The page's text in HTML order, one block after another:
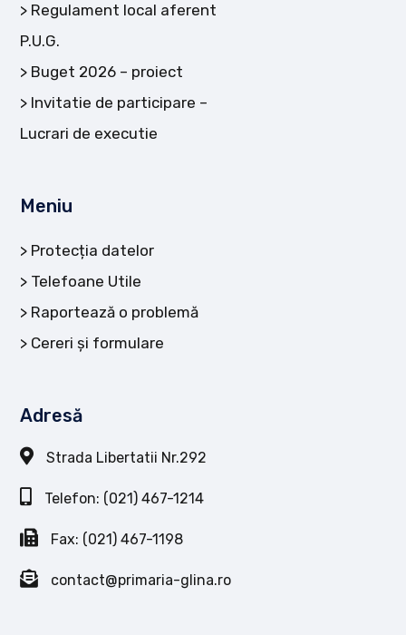
Regulament local aferent
P.U.G.
Buget 2026 – proiect
Invitatie de participare –
Lucrari de executie
Meniu
Protecția datelor
Telefoane Utile
Raportează o problemă
Cereri și formulare
Adresă
Strada Libertatii Nr.292
Telefon: (021) 467-1214
Fax: (021) 467-1198
contact@primaria-glina.ro